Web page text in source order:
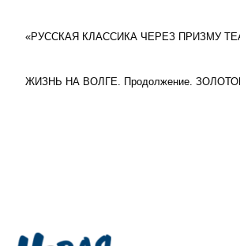
«РУССКАЯ КЛАССИКА ЧЕРЕЗ ПРИЗМУ
ЖИЗНЬ НА ВОЛГЕ. Продолжение.